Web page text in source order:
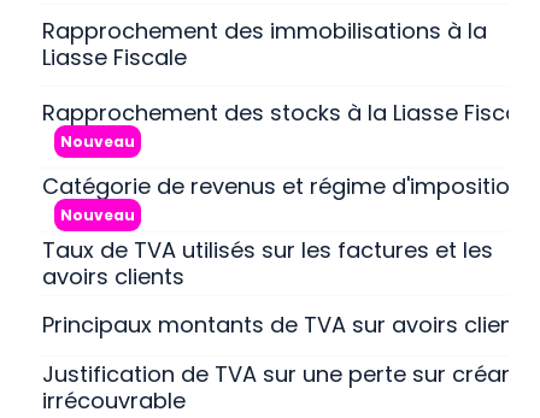
Rapprochement des immobilisations à la
Liasse Fiscale
Rapprochement des stocks à la Liasse Fiscale
Nouveau
Catégorie de revenus et régime d'imposition
Nouveau
Taux de TVA utilisés sur les factures et les
avoirs clients
Principaux montants de TVA sur avoirs clients
Justification de TVA sur une perte sur
irrécouvrable